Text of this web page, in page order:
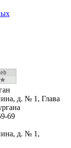
д. № 1, Глава
69
д. № 1,